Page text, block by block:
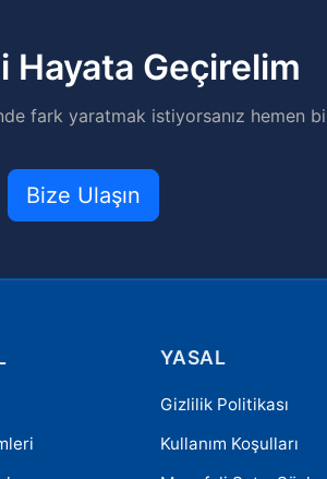
Hayata Geçirelim
fark yaratmak istiyorsanız hemen
Bize Ulaşın
YASAL
Gizlilik Politikası
Kullanım Koşulları